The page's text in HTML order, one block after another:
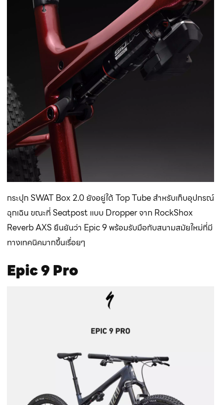
กระปุก SWAT Box 2.0 ยังอยู่ใต้ Top Tube สำหรับเก็บอุปกรณ์
ฉุกเฉิน ขณะที่ Seatpost แบบ Dropper จาก RockShox
Reverb AXS ยืนยันว่า Epic 9 พร้อมรับมือกับสนามสมัยใหม่ที่มี
ทางเทคนิคมากขึ้นเรื่อยๆ
Epic 9 Pro